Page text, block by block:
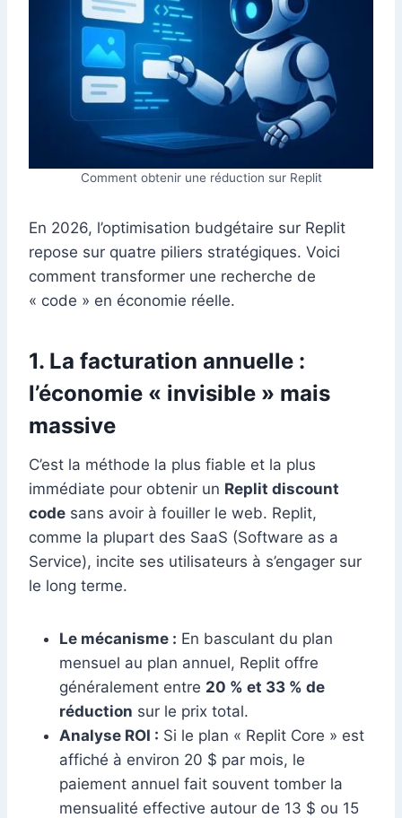
Comment obtenir une réduction sur Replit
En 2026, l’optimisation budgétaire sur Replit
repose sur quatre piliers stratégiques. Voici
comment transformer une recherche de
« code » en économie réelle.
1. La facturation annuelle :
l’économie « invisible » mais
massive
C’est la méthode la plus fiable et la plus
immédiate pour obtenir un Replit discount
code sans avoir à fouiller le web. Replit,
comme la plupart des SaaS (Software as a
Service), incite ses utilisateurs à s’engager sur
le long terme.
Le mécanisme : En basculant du plan
mensuel au plan annuel, Replit offre
généralement entre 20 % et 33 % de
réduction sur le prix total.
Analyse ROI : Si le plan « Replit Core » est
affiché à environ 20 $ par mois, le
paiement annuel fait souvent tomber la
mensualité effective autour de 13 $ ou 15